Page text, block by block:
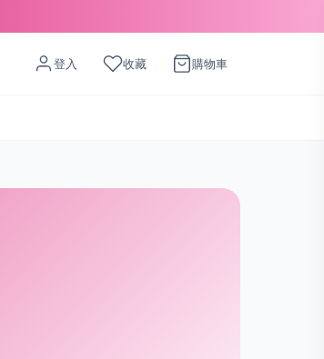
登入 收藏 購物車